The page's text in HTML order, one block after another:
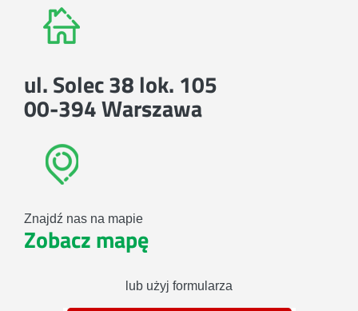
ul. Solec 38 lok. 105
00-394 Warszawa
Znajdź nas na mapie
Zobacz mapę
lub użyj formularza